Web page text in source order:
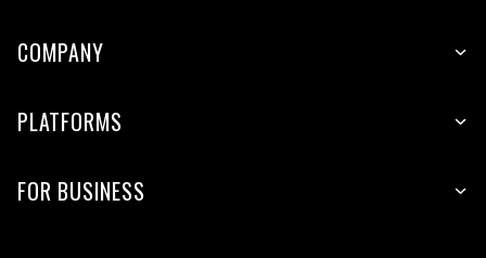
COMPANY
PLATFORMS
FOR BUSINESS